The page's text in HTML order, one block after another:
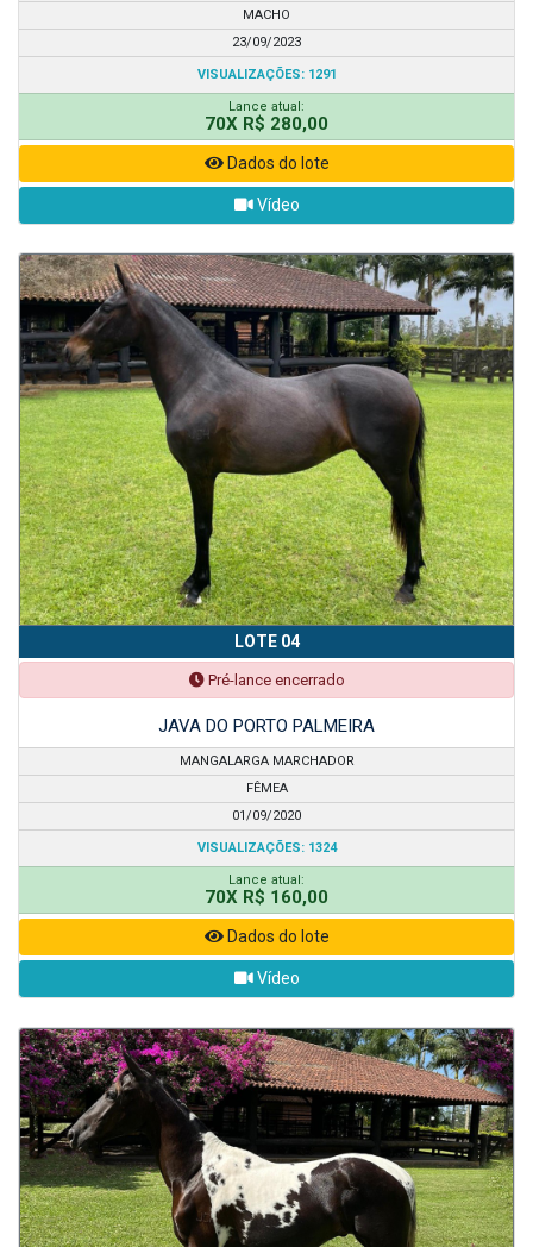
MACHO
23/09/2023
VISUALIZAÇÕES: 1291
Lance atual:
70X R$ 280,00
Dados do lote
Vídeo
LOTE 04
Pré-lance encerrado
JAVA DO PORTO PALMEIRA
MANGALARGA MARCHADOR
FÊMEA
01/09/2020
VISUALIZAÇÕES: 1324
Lance atual:
70X R$ 160,00
Dados do lote
Vídeo